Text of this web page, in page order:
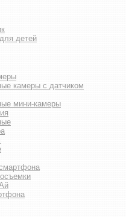
детей
камеры с датчиком
мини-камеры